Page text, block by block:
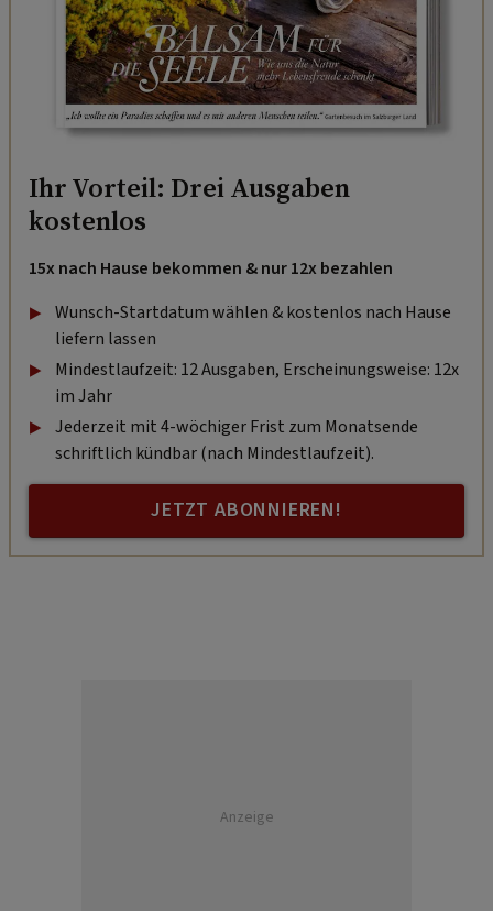
Ihr Vorteil: Drei Ausgaben
kostenlos
15x nach Hause bekommen & nur 12x bezahlen
Wunsch-Startdatum wählen & kostenlos nach Hause
liefern lassen
Mindestlaufzeit: 12 Ausgaben, Erscheinungsweise: 12x
im Jahr
Jederzeit mit 4-wöchiger Frist zum Monatsende
schriftlich kündbar (nach Mindestlaufzeit).
JETZT ABONNIEREN!
Anzeige